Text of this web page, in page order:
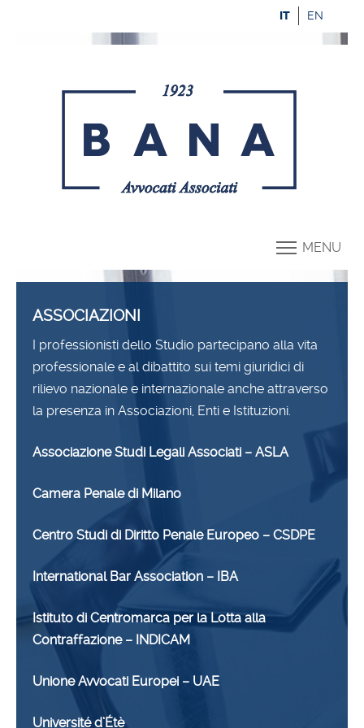
EN
IT
MENU
ASSOCIAZIONI
I professionisti dello Studio partecipano alla vita
professionale e al dibattito sui temi giuridici di
rilievo nazionale e internazionale anche attraverso
la presenza in Associazioni, Enti e Istituzioni.
Associazione Studi Legali Associati – ASLA
Camera Penale di Milano
Centro Studi di Diritto Penale Europeo – CSDPE
International Bar Association – IBA
Istituto di Centromarca per la Lotta alla
Contraffazione – INDICAM
Unione Avvocati Europei – UAE
Université d’Étè